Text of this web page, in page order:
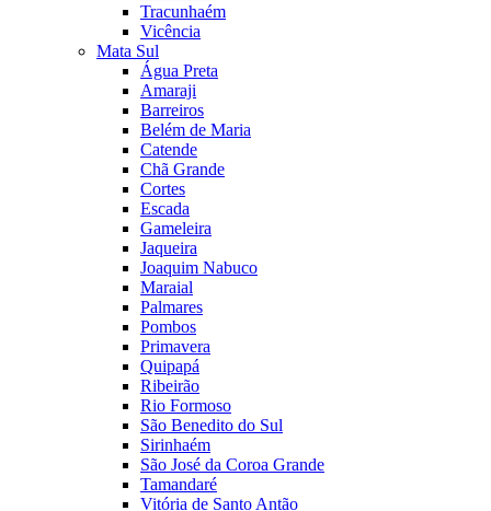
Tracunhaém
Vicência
Mata Sul
Água Preta
Amaraji
Barreiros
Belém de Maria
Catende
Chã Grande
Cortes
Escada
Gameleira
Jaqueira
Joaquim Nabuco
Maraial
Palmares
Pombos
Primavera
Quipapá
Ribeirão
Rio Formoso
São Benedito do Sul
Sirinhaém
São José da Coroa Grande
Tamandaré
Vitória de Santo Antão